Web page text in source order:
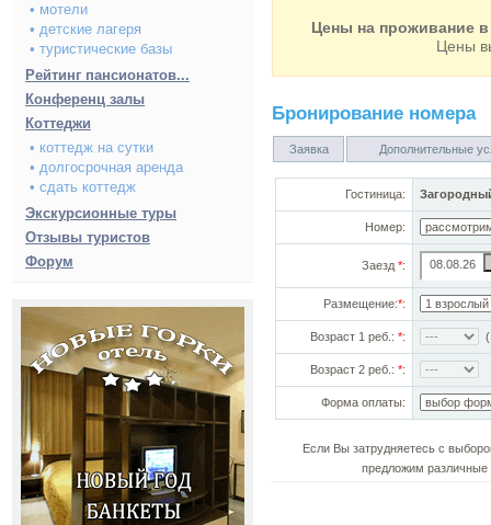
• мотели
• детские лагеря
• туристические базы
Рейтинг пансионатов...
Конференц залы
Коттеджи
• коттедж на сутки
• долгосрочная аренда
• сдать коттедж
Экскурсионные туры
Отзывы туристов
Форум
Цены на проживание в
Цены
Бронирование номера
Заявка Дополнительные
Гостиница:
Номер:
Заезд *:
Размещение:*:
Возраст 1 реб.: *:
Возраст 2 реб.: *:
Форма оплаты:
Если Вы затрудняетесь с
предложим различные